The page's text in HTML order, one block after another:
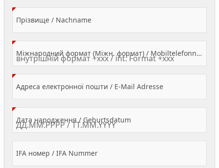
Прізвище / Nachname(Value Required)
Міжнародний формат (Міжн. формат) / Mobiltelefonnummer
Адреса електронної пошти / E-Mail Adresse(Value Required)
Дата народження / Geburtsdatum
IFA номер / IFA Nummer